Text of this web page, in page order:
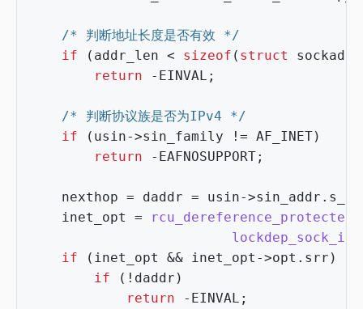
/* 判断地址长度是否有效 */
if
( addr_len < sizeof ( struct
return
- EINVAL ;
/* 判断协议族是否为IPv4 */
if
( usin->sin_family != AF_INET)
return
- EAFNOSUPPORT;
nexthop = daddr = usin->sin_addr .
inet_opt
= rcu_dereference_protected
if
( inet_opt && inet_opt ->opt . srr )
if
( ! daddr )
return
- EINVAL ;